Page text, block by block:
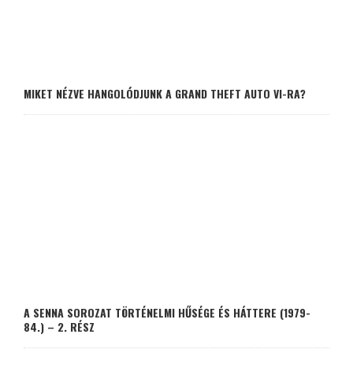
MIKET NÉZVE HANGOLÓDJUNK A GRAND THEFT AUTO VI-RA?
A SENNA SOROZAT TÖRTÉNELMI HŰSÉGE ÉS HÁTTERE (1979-
84.) – 2. RÉSZ